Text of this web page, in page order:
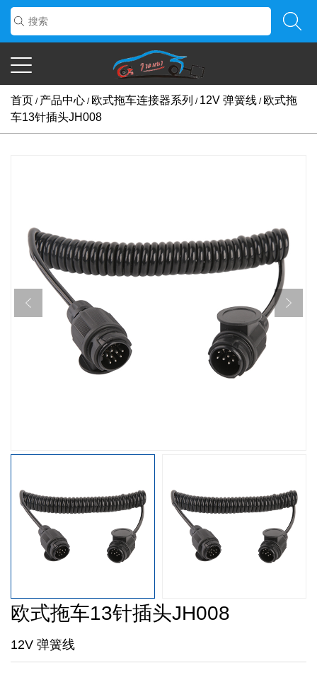
首页 / 产品中心 / 欧式拖车连接器系列 / 12V 弹簧线 / 欧式拖
车13针插头JH008
欧式拖车13针插头JH008
12V 弹簧线